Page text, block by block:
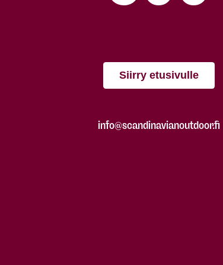
Siirry etusivulle
info@scandinavianoutdoor.fi